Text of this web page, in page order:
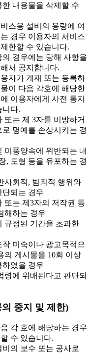
내용물을 삭제할 수
스용 설비의 용량에 여
경우 이용자의 서비스
한할 수 있습니다.
경우에는 당해 사항을
서 공지합니다.
자가 게재 또는 등록하
이 다음 각호에 해당한
이용자에게 사전 통지
니다.
또는 제 3자를 비방하거
명예를 손상시키는 경
미풍양속에 위반되는 내
, 도형 등을 유포하는 경
사회적, 범죄적 행위와
단되는 경우
또는 제3자의 저작권 등
해하는 경우
규정된 기간을 초과한
작 미숙이나 광고목적으
의 게시물을 10회 이상
하였을 경우
령에 위배된다고 판단되
중지 및 제한)
각 호에 해당하는 경우
수 있습니다.
비의 보수 또는 공사로